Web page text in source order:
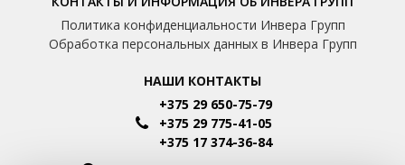
Политика конфиденциальности Инвера Групп
Обработка персональных данных в Инвера Групп
НАШИ КОНТАКТЫ
+375 29 650-75-79
+375 29 775-41-05
+375 17 374-36-84